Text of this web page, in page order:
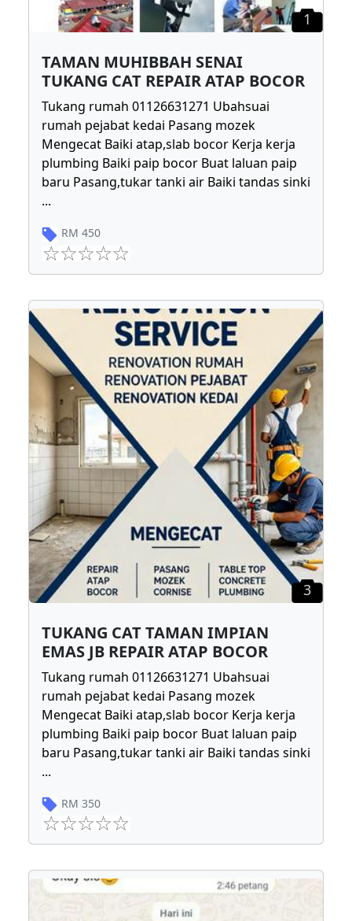
1
TAMAN MUHIBBAH SENAI
TUKANG CAT REPAIR ATAP BOCOR
Tukang rumah 01126631271 Ubahsuai
rumah pejabat kedai Pasang mozek
Mengecat Baiki atap,slab bocor Kerja kerja
plumbing Baiki paip bocor Buat laluan paip
baru Pasang,tukar tanki air Baiki tandas sinki
...
RM 450
3
TUKANG CAT TAMAN IMPIAN
EMAS JB REPAIR ATAP BOCOR
Tukang rumah 01126631271 Ubahsuai
rumah pejabat kedai Pasang mozek
Mengecat Baiki atap,slab bocor Kerja kerja
plumbing Baiki paip bocor Buat laluan paip
baru Pasang,tukar tanki air Baiki tandas sinki
...
RM 350